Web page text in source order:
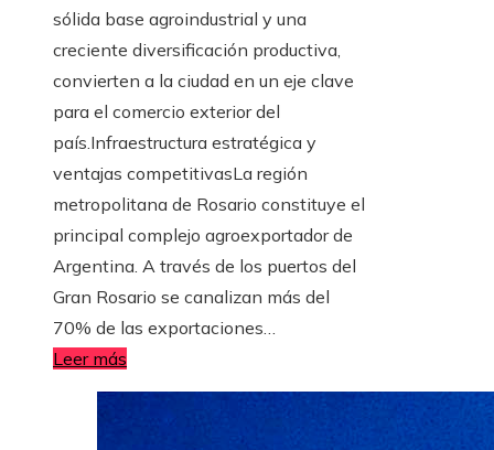
sólida base agroindustrial y una
creciente diversificación productiva,
convierten a la ciudad en un eje clave
para el comercio exterior del
país.Infraestructura estratégica y
ventajas competitivasLa región
metropolitana de Rosario constituye el
principal complejo agroexportador de
Argentina. A través de los puertos del
Gran Rosario se canalizan más del
70% de las exportaciones…
Leer más